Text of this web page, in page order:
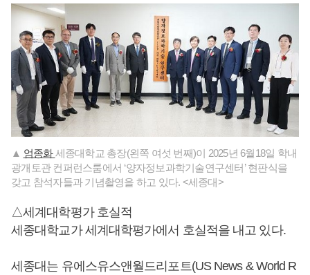
▲ 엄종화세종대학교 총장(왼쪽 여섯 번째)이 2025년 6월18일 학내
광개토관 컨퍼런스룸에서 ‘양자정보과학기술연구센터’ 현판식을
갖고 참석자들과 기념촬영을 하고 있다. <세종대>
△세계대학평가 호실적
세종대학교가 세계대학평가에서 호실적을 내고 있다.
세종대는 유에스유스앤월드리포트(US News & World R